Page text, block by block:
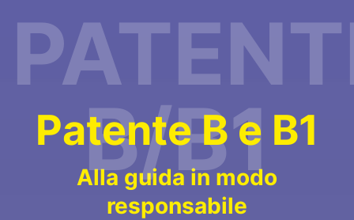
B/B1
Patente B e B1
Alla guida in modo
responsabile